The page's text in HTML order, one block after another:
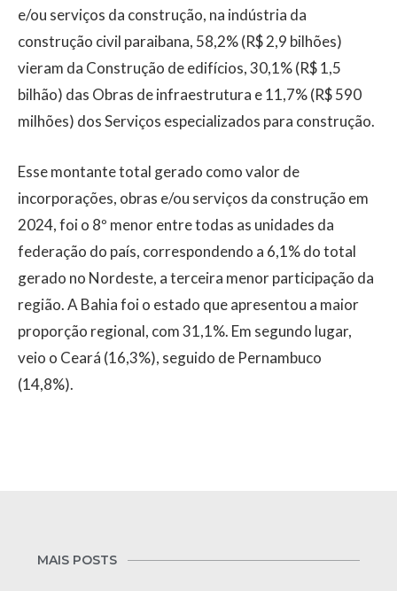
e/ou serviços da construção, na indústria da
construção civil paraibana, 58,2% (R$ 2,9 bilhões)
vieram da Construção de edifícios, 30,1% (R$ 1,5
bilhão) das Obras de infraestrutura e 11,7% (R$ 590
milhões) dos Serviços especializados para construção.
Esse montante total gerado como valor de
incorporações, obras e/ou serviços da construção em
2024, foi o 8º menor entre todas as unidades da
federação do país, correspondendo a 6,1% do total
gerado no Nordeste, a terceira menor participação da
região. A Bahia foi o estado que apresentou a maior
proporção regional, com 31,1%. Em segundo lugar,
veio o Ceará (16,3%), seguido de Pernambuco
(14,8%).
MAIS POSTS